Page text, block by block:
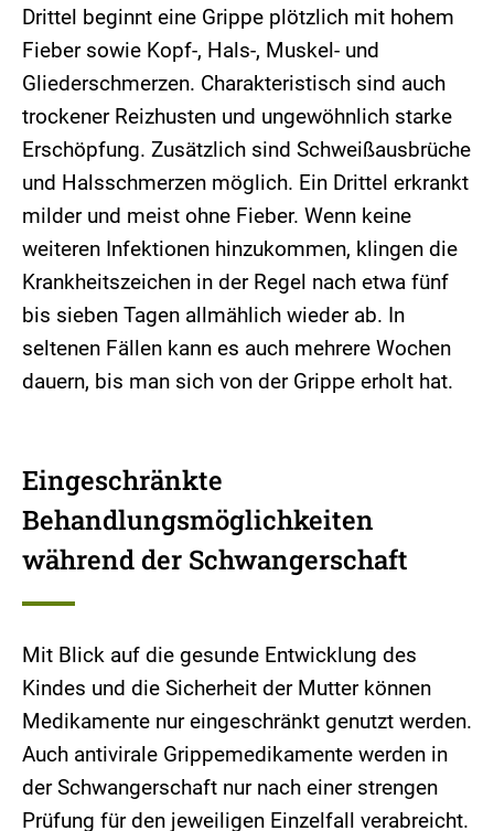
Drittel beginnt eine Grippe plötzlich mit hohem
Fieber sowie Kopf-, Hals-, Muskel- und
Gliederschmerzen. Charakteristisch sind auch
trockener Reizhusten und ungewöhnlich starke
Erschöpfung. Zusätzlich sind Schweißausbrüche
und Halsschmerzen möglich. Ein Drittel erkrankt
milder und meist ohne Fieber. Wenn keine
weiteren Infektionen hinzukommen, klingen die
Krankheitszeichen in der Regel nach etwa fünf
bis sieben Tagen allmählich wieder ab. In
seltenen Fällen kann es auch mehrere Wochen
dauern, bis man sich von der Grippe erholt hat.
Eingeschränkte
Behandlungsmöglichkeiten
während der Schwangerschaft
Mit Blick auf die gesunde Entwicklung des
Kindes und die Sicherheit der Mutter können
Medikamente nur eingeschränkt genutzt werden.
Auch antivirale Grippemedikamente werden in
der Schwangerschaft nur nach einer strengen
Prüfung für den jeweiligen Einzelfall verabreicht.